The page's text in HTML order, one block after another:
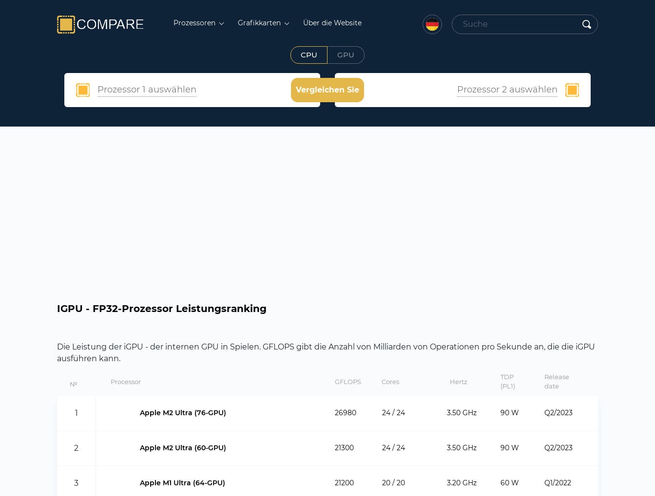
Prozessoren Grafikkarten Über die Website
CPU GPU
Prozessor 1 auswählen Prozessor 2 auswählen
Vergleichen Sie
IGPU - FP32-Prozessor Leistungsranking
Die Leistung der iGPU - der internen GPU in Spielen. GFLOPS gibt die Anzahl von Milliarden von Operationen pro Sekunde an, die die iGPU
ausführen kann.
№ Processor GFLOPS Cores Hertz
TDP
(PL1)
Release
date
1 Apple M2 Ultra (76-GPU) 26980 24 / 24 3.50 GHz 90 W Q2/2023
2 Apple M2 Ultra (60-GPU) 21300 24 / 24 3.50 GHz 90 W Q2/2023
3 Apple M1 Ultra (64-GPU) 21200 20 / 20 3.20 GHz 60 W Q1/2022